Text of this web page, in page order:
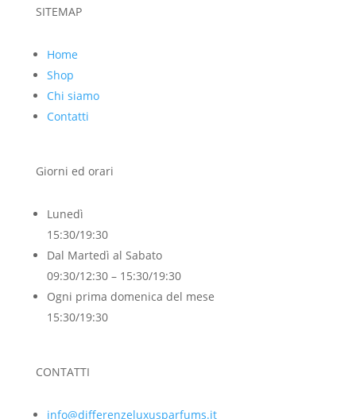
SITEMAP
Home
Shop
Chi siamo
Contatti
Giorni ed orari
Lunedì
15:30/19:30
Dal Martedì al Sabato
09:30/12:30 – 15:30/19:30
Ogni prima domenica del mese
15:30/19:30
CONTATTI
info@differenzeluxusparfums.it